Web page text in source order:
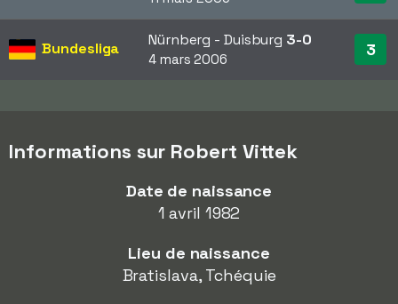
Bundesliga Nürnberg - Duisburg 3-0
4 mars 2006 3
Informations sur Robert Vittek
Date de naissance
1 avril 1982
Lieu de naissance
Bratislava, Tchéquie